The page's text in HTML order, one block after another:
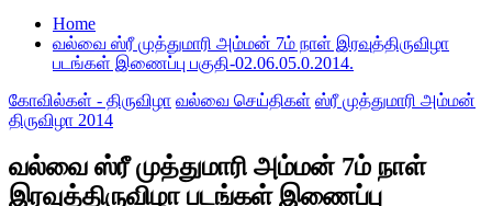
Home
வல்வை ஸ்ரீ முத்துமாரி அம்மன் 7ம் நாள் இரவுத்திருவிழா
படங்கள் இணைப்பு பகுதி-02.06.05.0.2014.
கோவில்கள் - திருவிழா வல்வை செய்திகள் ஸ்ரீ முத்துமாரி அம்மன்
திருவிழா 2014
வல்வை ஸ்ரீ முத்துமாரி அம்மன் 7ம் நாள்
இரவுத்திருவிழா படங்கள் இணைப்பு